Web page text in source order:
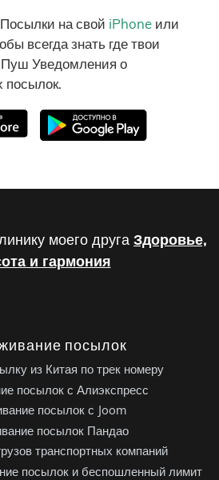
на свой iPhone или
всегда знать где твои
Пуш Уведомления о
посылок.
моего друга Здоровье,
и гармония
посылок
из Китая по трек номеру
посылок с Алиэкспресс
посылок с Joom
посылок Пандао
транспортных компаний
посылок и беспошленный лимит